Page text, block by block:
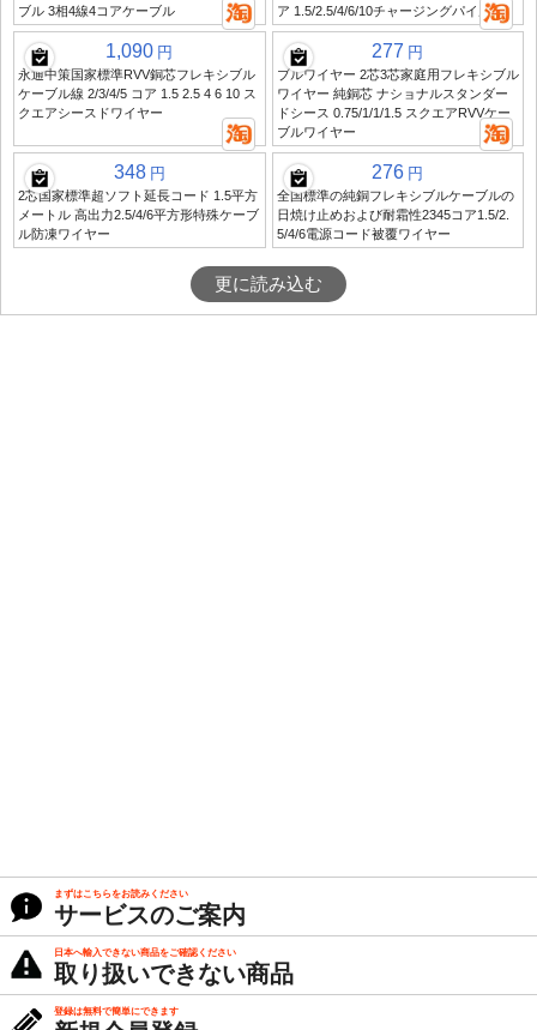
ブル 3相4線4コアケーブル
ア 1.5/2.5/4/6/10チャージングパイル
1,090 円
永通中策国家標準RVV銅芯フレキシブル
ケーブル線 2/3/4/5 コア 1.5 2.5 4 6 10 ス
クエアシースドワイヤー
277 円
ブルワイヤー 2芯3芯家庭用フレキシブル
ワイヤー 純銅芯 ナショナルスタンダー
ドシース 0.75/1/1/1.5 スクエアRVVケー
ブルワイヤー
348 円
2芯国家標準超ソフト延長コード 1.5平方
メートル 高出力2.5/4/6平方形特殊ケーブ
ル防凍ワイヤー
276 円
全国標準の純銅フレキシブルケーブルの
日焼け止めおよび耐霜性2345コア1.5/2.
5/4/6電源コード被覆ワイヤー
更に読み込む
まずはこちらをお読みください
サービスのご案内
日本へ輸入できない商品をご確認ください
取り扱いできない商品
登録は無料で簡単にできます